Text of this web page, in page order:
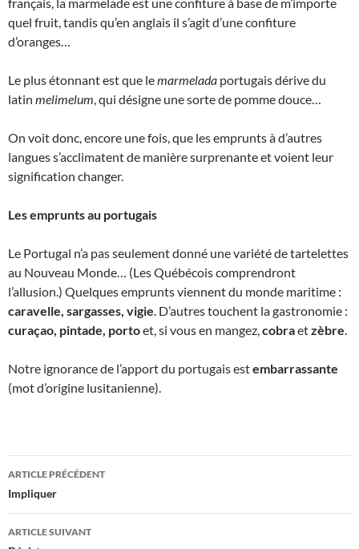
quel fruit, tandis qu’en anglais il s’agit d’une confiture
d’oranges…
Le plus étonnant est que lemarmelada portugais dérive du
latin melimelum, qui désigne une sorte de pomme douce…
On voit donc, encore une fois, que les emprunts à d’autres
langues s’acclimatent de manière surprenante et voient leur
signification changer.
Les emprunts au portugais
Le Portugal n’a pas seulement donné une variété de tartelettes
au Nouveau Monde… (Les Québécois comprendront
l’allusion.) Quelques emprunts viennent du monde maritime :
caravelle, sargasses, vigie. D’autres touchent la gastronomie :
curaçao, pintade, portoet, si vous en mangez,cobraetzèbre.
Notre ignorance de l’apport du portugais estembarrassante
(mot d’origine lusitanienne).
Navigation
des
articles
ARTICLE PRÉCÉDENT
Impliquer
ARTICLE SUIVANT